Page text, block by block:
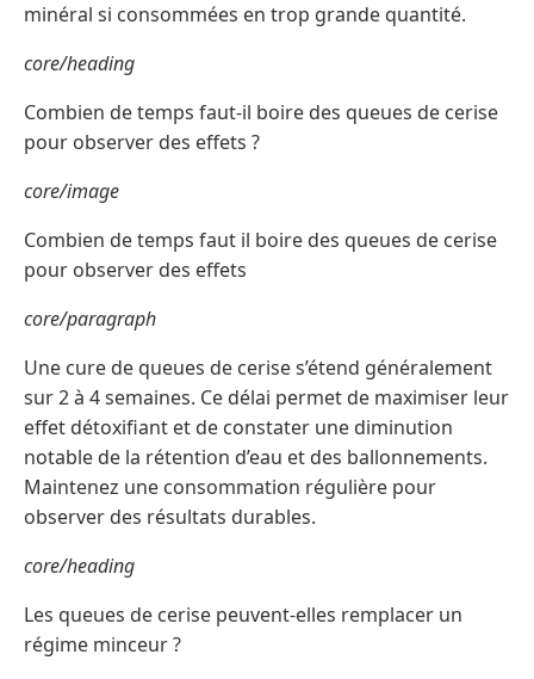
minéral si consommées en trop grande quantité.
core/heading
Combien de temps faut-il boire des queues de cerise
pour observer des effets ?
core/image
Combien de temps faut il boire des queues de cerise
pour observer des effets
core/paragraph
Une cure de queues de cerise s’étend généralement
sur 2 à 4 semaines. Ce délai permet de maximiser leur
effet détoxifiant et de constater une diminution
notable de la rétention d’eau et des ballonnements.
Maintenez une consommation régulière pour
observer des résultats durables.
core/heading
Les queues de cerise peuvent-elles remplacer un
régime minceur ?